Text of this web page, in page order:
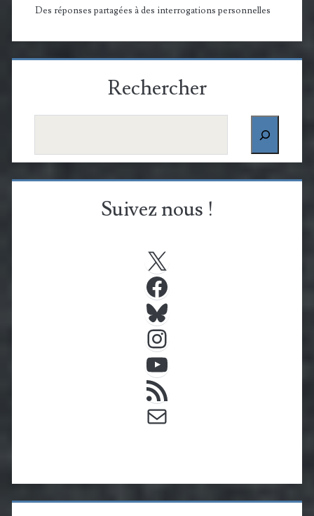
Des réponses partagées à des interrogations personnelles
Rechercher
Suivez nous !